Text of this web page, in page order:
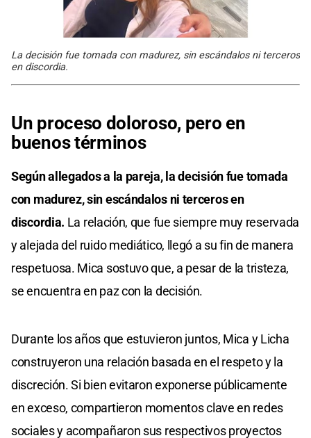
La decisión fue tomada con madurez, sin escándalos ni terceros
en discordia.
Un proceso doloroso, pero en
buenos términos
Según allegados a la pareja, la decisión fue tomada
con madurez, sin escándalos ni terceros en
discordia. La relación, que fue siempre muy reservada
y alejada del ruido mediático, llegó a su fin de manera
respetuosa. Mica sostuvo que, a pesar de la tristeza,
se encuentra en paz con la decisión.
Durante los años que estuvieron juntos, Mica y Licha
construyeron una relación basada en el respeto y la
discreción. Si bien evitaron exponerse públicamente
en exceso, compartieron momentos clave en redes
sociales y acompañaron sus respectivos proyectos